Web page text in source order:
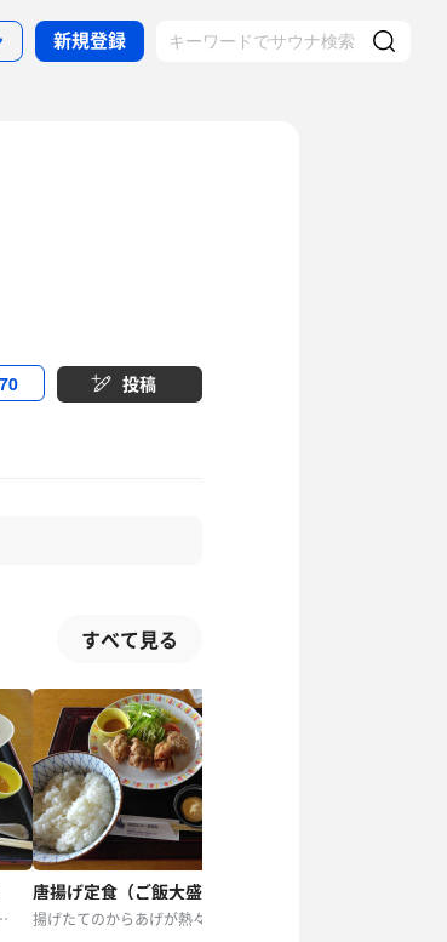
新規登録
70 投稿
すべて見る
んだかんだ初めてかも。
唐揚げ定食（ご飯大盛り）